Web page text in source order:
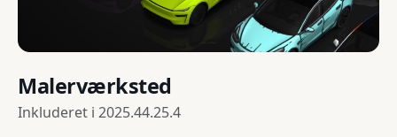
Malerværksted
Inkluderet i 2025.44.25.4